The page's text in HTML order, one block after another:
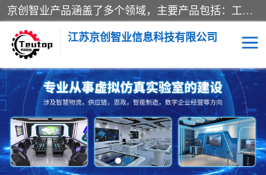
京创智业产品涵盖了多个领域，主要产品包括：工业4.0生产线解决方案，智慧物流综合实训室，教学设备与实验室建设，虚拟仿真实验室等。公司将秉持“创新、执着、诚信、共赢”的理念，以“将服务当作使命”为核心价值观，致力于为客户创造价值，与客户、合作伙伴和员工共同成长。
江苏京创智业信息科技有限公司
VR物流实训 低碳供应链
生产系统仿真 冷链物流
供应链管理 思政